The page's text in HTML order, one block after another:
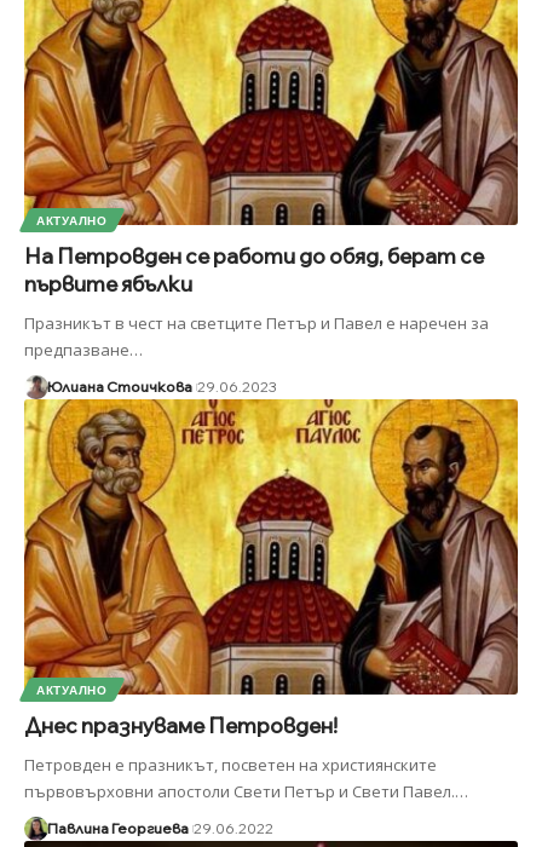
АКТУАЛНО
На Петровден се работи до обяд, берат се
първите ябълки
Празникът в чест на светците Петър и Павел е наречен за
предпазване…
Юлиана Стоичкова 29.06.2023
АКТУАЛНО
Днес празнуваме Петровден!
Петровден е празникът, посветен на християнските
първовърховни апостоли Свети Петър и Свети Павел.…
Павлина Георгиева 29.06.2022